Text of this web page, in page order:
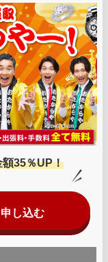
額35％UP！
し込む